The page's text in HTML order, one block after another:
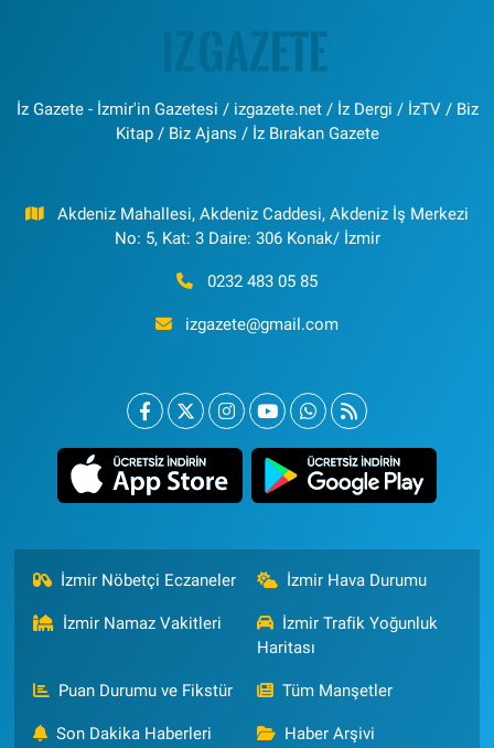
İz Gazete - İzmir'in Gazetesi / izgazete.net / İz Dergi / İzTV / Biz
Kitap / Biz Ajans / İz Bırakan Gazete
Akdeniz Mahallesi, Akdeniz Caddesi, Akdeniz İş Merkezi
No: 5, Kat: 3 Daire: 306 Konak/ İzmir
0232 483 05 85
izgazete@gmail.com
İzmir Nöbetçi Eczaneler İzmir Hava Durumu
İzmir Namaz Vakitleri
İzmir Trafik Yoğunluk
Haritası
Puan Durumu ve Fikstür Tüm Manşetler
Son Dakika Haberleri Haber Arşivi